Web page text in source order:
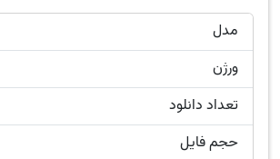
مدل
ورژن
تعداد دانلود
حجم فایل